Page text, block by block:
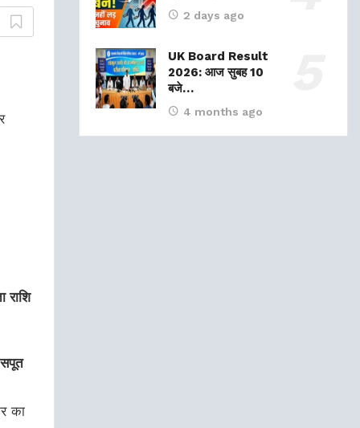
राशि
का
2 days ago
UK Board Result
2026: आज सुबह 10
बजे…
4 months ago